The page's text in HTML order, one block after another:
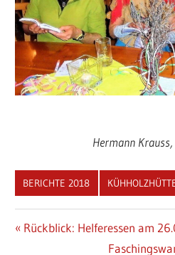
Hermann
BERICHTE 2018
Vorheriger
Rückblick: Helferessen am
Nächster